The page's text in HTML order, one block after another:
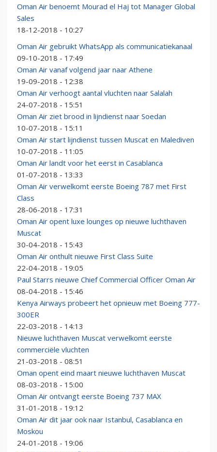
Oman Air benoemt Mourad el Haj tot Manager Global
Sales
18-12-2018 - 10:27
Oman Air gebruikt WhatsApp als communicatiekanaal
09-10-2018 - 17:49
Oman Air vanaf volgend jaar naar Athene
19-09-2018 - 12:38
Oman Air verhoogt aantal vluchten naar Salalah
24-07-2018 - 15:51
Oman Air ziet brood in lijndienst naar Soedan
10-07-2018 - 15:11
Oman Air start lijndienst tussen Muscat en Malediven
10-07-2018 - 11:05
Oman Air landt voor het eerst in Casablanca
01-07-2018 - 13:33
Oman Air verwelkomt eerste Boeing 787 met First
Class
28-06-2018 - 17:31
Oman Air opent luxe lounges op nieuwe luchthaven
Muscat
30-04-2018 - 15:43
Oman Air onthult nieuwe First Class Suite
22-04-2018 - 19:05
Paul Starrs nieuwe Chief Commercial Officer Oman Air
08-04-2018 - 15:46
Kenya Airways probeert het opnieuw met Boeing 777-
300ER
22-03-2018 - 14:13
Nieuwe luchthaven Muscat verwelkomt eerste
commerciële vluchten
21-03-2018 - 08:51
Oman opent eind maart nieuwe luchthaven Muscat
08-03-2018 - 15:00
Oman Air ontvangt eerste Boeing 737 MAX
31-01-2018 - 19:12
Oman Air dit jaar ook naar Istanbul, Casablanca en
Moskou
24-01-2018 - 19:06